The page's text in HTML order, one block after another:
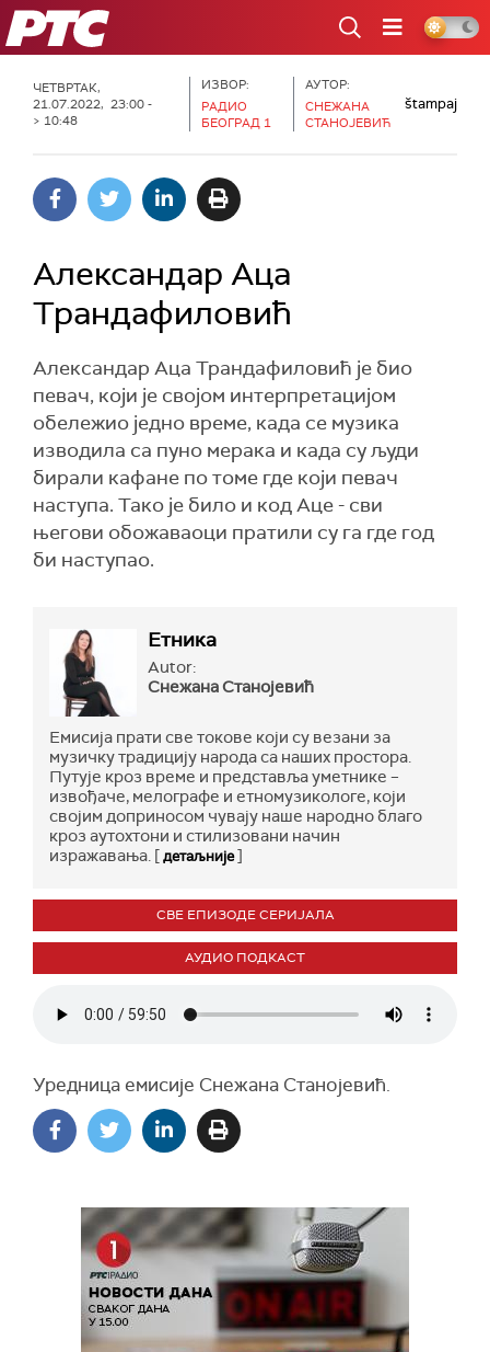
РТС
ЧЕТВРТАК,
21.07.2022, 23:00 -
> 10:48
ИЗВОР:
РАДИО
БЕОГРАД 1
АУТОР:
СНЕЖАНА
СТАНОЈЕВИЋ
štampaj
Александар Аца
Трандафиловић
Александар Аца Трандафиловић је био
певач, који је својом интерпретацијом
обележио једно време, када се музика
изводила са пуно мерака и када су људи
бирали кафане по томе где који певач
наступа. Тако је било и код Аце - сви
његови обожаваоци пратили су га где год
би наступао.
Етника
Autor:
Снежана Станојевић
Емисија прати све токове који су везани за
музичку традицију народа са наших простора.
Путује кроз време и представља уметнике –
извођаче, мелографе и етномузикологе, који
својим доприносом чувају наше народно благо
кроз аутохтони и стилизовани начин
изражавања. [детаљније]
СВЕ ЕПИЗОДЕ СЕРИЈАЛА
АУДИО ПОДКАСТ
Уредница емисије Снежана Станојевић.